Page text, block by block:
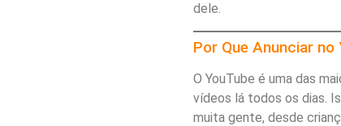
dele.
Por Que Anunciar no
O YouTube é uma das
vídeos lá todos os dias.
muita gente, desde